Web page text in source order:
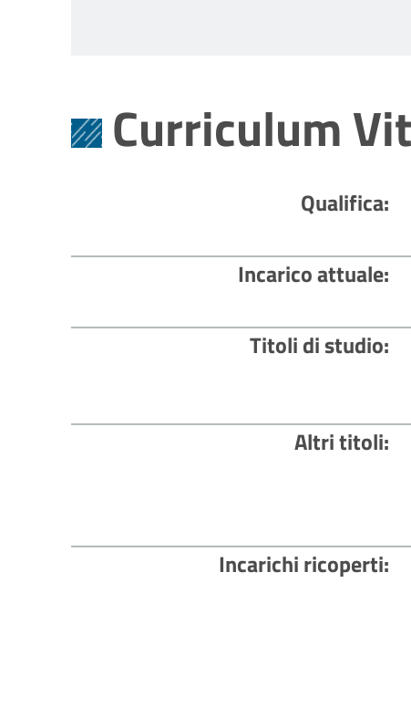
Curriculum
Qualifica
Incarico attuale
Titoli di studio
Altri titoli
Incarichi ricoperti